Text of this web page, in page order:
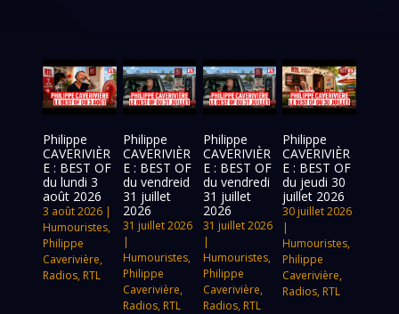
Philippe
CAVERIVIÈR
E : BEST OF
du lundi 3
août 2026
3 août 2026 |
Humouristes,
Philippe
Caverivière,
Radios, RTL
Philippe
CAVERIVIÈR
E : BEST OF
du vendreid
31 juillet
2026
31 juillet 2026
|
Humouristes,
Philippe
Caverivière,
Radios, RTL
Philippe
CAVERIVIÈR
E : BEST OF
du vendredi
31 juillet
2026
31 juillet 2026
|
Humouristes,
Philippe
Caverivière,
Radios, RTL
Philippe
CAVERIVIÈR
E : BEST OF
du jeudi 30
juillet 2026
30 juillet 2026
|
Humouristes,
Philippe
Caverivière,
Radios, RTL